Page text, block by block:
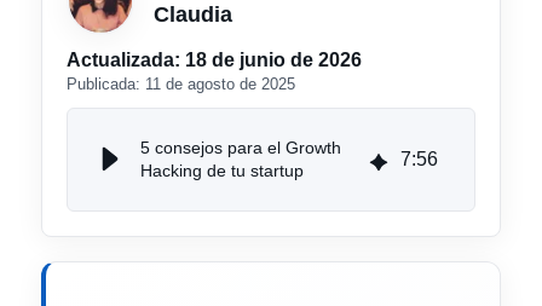
Claudia
Actualizada: 18 de junio de 2026
Publicada: 11 de agosto de 2025
5 consejos para el Growth
Hacking de tu startup
7:56